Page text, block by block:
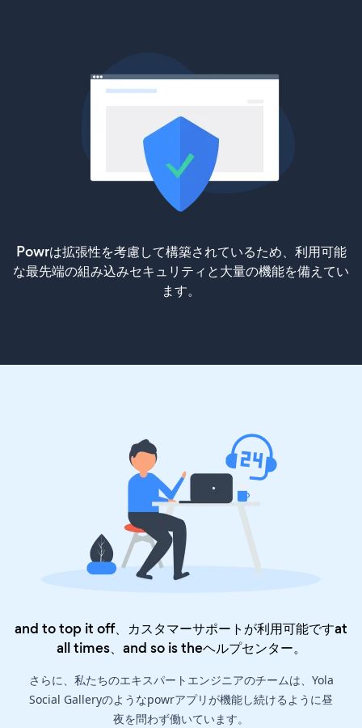
Powrは拡張性を考慮して構築されているため、利用可能
な最先端の組み込みセキュリティと大量の機能を備えてい
ます。
and to top it off、カスタマーサポートが利用可能ですat
all times、and so is theヘルプセンター。
さらに、私たちのエキスパートエンジニアのチームは、Yola
Social Galleryのようなpowrアプリが機能し続けるように昼
夜を問わず働いています。